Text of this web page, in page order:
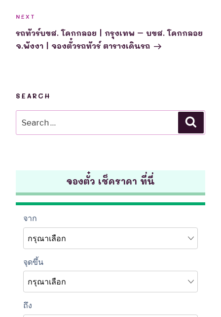
Next
Post
NEXT
รถทัวร์บขส. โคกกลอย | กรุงเทพ – บขส. โคกกลอย
จ.พังงา | จองตั๋วรถทัวร์ ตารางเดินรถ
SEARCH
for:
จองตั๋ว เช็คราคา ที่นี่